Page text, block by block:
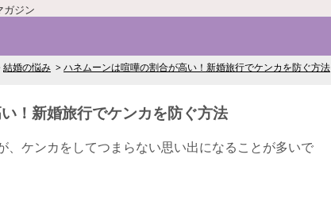
ガジン
結婚の悩み ハネムーンは喧嘩の割合が高い！新婚旅行でケンカを防ぐ方法
！新婚旅行でケンカを防ぐ方法
、ケンカをしてつまらない思い出になることが多いで